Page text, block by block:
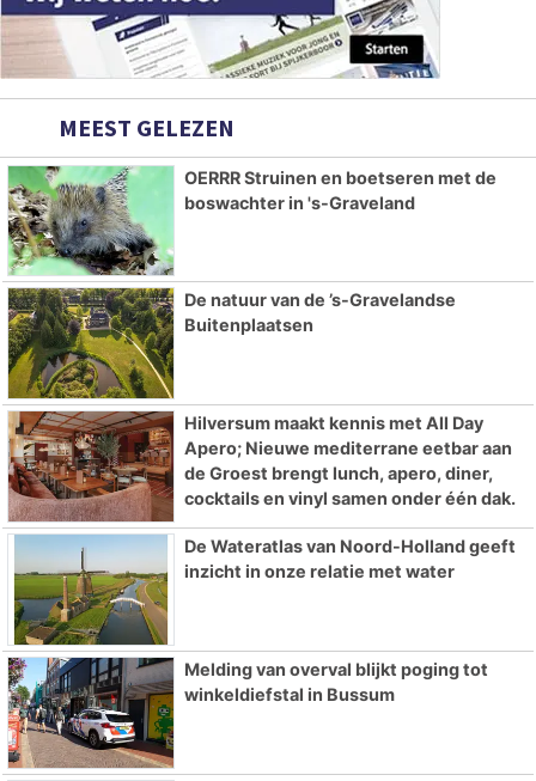
MEEST GELEZEN
OERRR Struinen en boetseren met de
boswachter in 's-Graveland
De natuur van de ’s-Gravelandse
Buitenplaatsen
Hilversum maakt kennis met All Day
Apero; Nieuwe mediterrane eetbar aan
de Groest brengt lunch, apero, diner,
cocktails en vinyl samen onder één dak.
De Wateratlas van Noord-Holland geeft
inzicht in onze relatie met water
Melding van overval blijkt poging tot
winkeldiefstal in Bussum